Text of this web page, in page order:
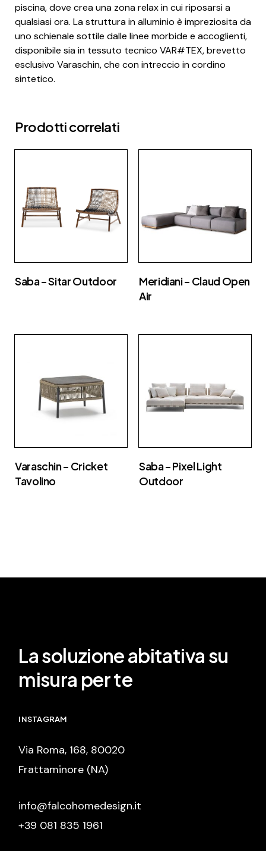
piscina, dove crea una zona relax in cui riposarsi a
qualsiasi ora. La struttura in alluminio è impreziosita da
uno schienale sottile dalle linee morbide e accoglienti,
disponibile sia in tessuto tecnico VAR#TEX, brevetto
esclusivo Varaschin, che con intreccio in cordino
sintetico.
Prodotti correlati
Saba – Sitar Outdoor
Meridiani – Claud Open
Air
Varaschin – Cricket
Tavolino
Saba – Pixel Light
Outdoor
La soluzione abitativa su
misura per te
INSTAGRAM
Via Roma, 168, 80020
Frattaminore (NA)
info@falcohomedesign.it
+39 081 835 1961